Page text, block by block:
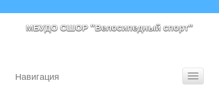
МБУДО СШОР "Велосипедный спорт"
Toggle
Навигация